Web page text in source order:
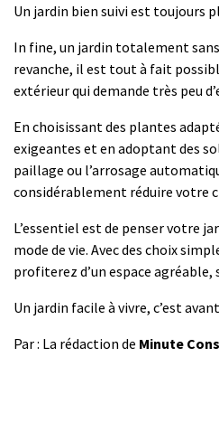
Un jardin bien suivi est toujours
In fine, un jardin totalement
revanche, il est tout à fait
extérieur qui demande très peu
En choisissant des plantes
exigeantes et en adoptant des
paillage ou l’arrosage
considérablement réduire votre
L’essentiel est de penser votre
mode de vie. Avec des choix
profiterez d’un espace
Un jardin facile à vivre, c’est
Par : La rédaction de Minute